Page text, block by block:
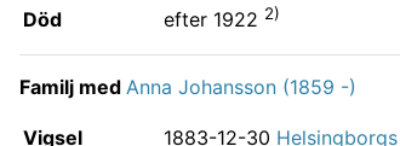
Död
efter 1922 2)
Familj med Anna Johansson (1859 -)
Vigsel 1883-12-30